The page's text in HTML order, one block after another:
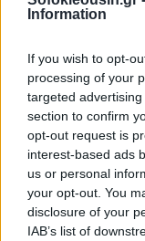
Information
If you wish to opt-
processing of your
targeted
section to confirm
opt-out request is
interest-based ads
us or personal
your opt-out. You
disclosure of your
IAB’s list of